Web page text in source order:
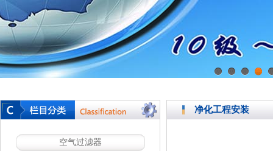
1 2 3 4
空气过滤器
净化工程安装